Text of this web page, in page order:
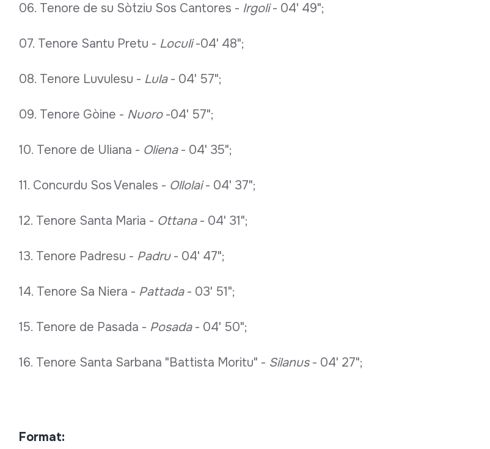
06. Tenore de su Sòtziu Sos Cantores - Irgoli- 04' 49";
07. Tenore Santu Pretu - Loculi-04' 48";
08. Tenore Luvulesu - Lula- 04' 57";
09. Tenore Gòine - Nuoro-04' 57";
10. Tenore de Uliana - Oliena- 04' 35";
11. Concurdu Sos Venales - Ollolai- 04' 37";
12. Tenore Santa Maria - Ottana- 04' 31";
13. Tenore Padresu - Padru - 04' 47";
14. Tenore Sa Niera - Pattada- 03' 51";
15. Tenore de Pasada - Posada- 04' 50";
16. Tenore Santa Sarbana "Battista Moritu" - Silanus- 04' 27";
Format: